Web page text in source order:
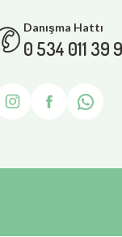
Danışma Hattı
0 534 011 39